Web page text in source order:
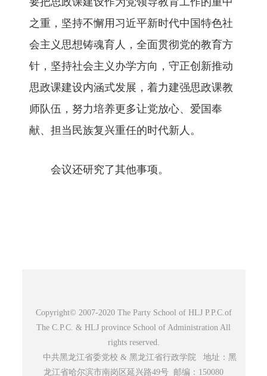
之重，坚持不懈用习近平新时代中国特色社
会主义思想铸魂育人，全面贯彻党的教育方
针，坚持社会主义办学方向，守正创新推动
思政课建设内涵式发展，着力建强思政课教
师队伍，努力培养更多让党放心、爱国奉
献、担当民族复兴重任的时代新人。
会议还研究了其他事项。
Copyright© 2007-2020 The Party School of HLJ P.P.C.of
The C.P.C. & HLJ province School of Administration All
rights reserved.
中共黑龙江省委党校 & 黑龙江省行政学院 地址：黑
龙江省哈尔滨市南岗区延兴路49号 邮编：150080